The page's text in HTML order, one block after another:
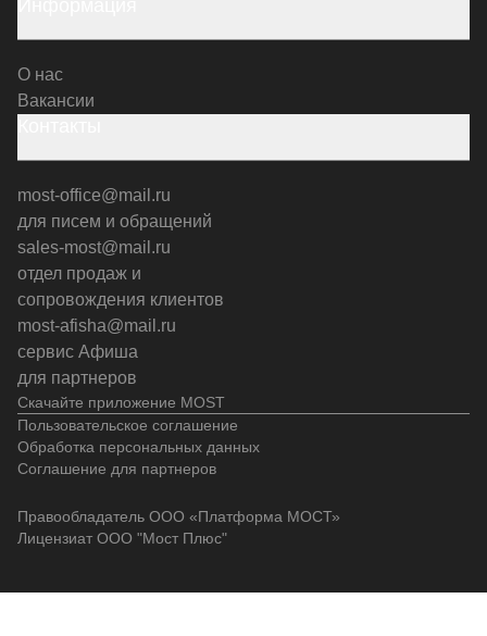
Скачайте приложение MOST
О нас
Вакансии
most-office@mail.ru
для писем и обращений
sales-most@mail.ru
отдел продаж и
сопровождения клиентов
most-afisha@mail.ru
сервис Афиша
для партнеров
Пользовательское соглашение
Обработка персональных данных
Соглашение для партнеров
Правообладатель ООО «Платформа МОСТ»
Лицензиат ООО "Мост Плюс"